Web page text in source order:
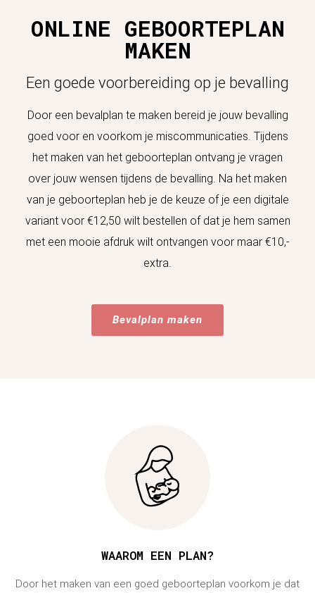
ONLINE GEBOORTEPLAN
MAKEN
Een goede voorbereiding op je bevalling
Door een bevalplan te maken bereid je jouw bevalling
goed voor en voorkom je miscommunicaties. Tijdens
het maken van het geboorteplan ontvang je vragen
over jouw wensen tijdens de bevalling. Na het maken
van je geboorteplan heb je de keuze of je een digitale
variant voor €12,50 wilt bestellen of dat je hem samen
met een mooie afdruk wilt ontvangen voor maar €10,-
extra.
Bevalplan maken
WAAROM EEN PLAN?
Door het maken van een goed geboorteplan voorkom je dat